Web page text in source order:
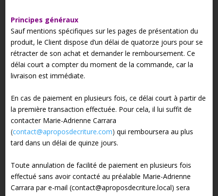
Principes généraux
Sauf mentions spécifiques sur les pages de présentation du
produit, le Client dispose d’un délai de quatorze jours pour se
rétracter de son achat et demander le remboursement. Ce
délai court a compter du moment de la commande, car la
livraison est immédiate.
En cas de paiement en plusieurs fois, ce délai court à partir de
la première transaction effectuée. Pour cela, il lui suffit de
contacter Marie-Adrienne Carrara
(contact@aproposdecriture.com) qui remboursera au plus
tard dans un délai de quinze jours.
Toute annulation de facilité de paiement en plusieurs fois
effectué sans avoir contacté au préalable Marie-Adrienne
Carrara par e-mail (contact@aproposdecriture.local) sera